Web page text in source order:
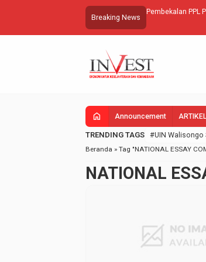
Breaking News
Pembekalan PPL
home Announcement ARTIKEL
TRENDING TAGS #UIN Walisongo
Beranda » Tag "NATIONAL ESSAY
NATIONAL